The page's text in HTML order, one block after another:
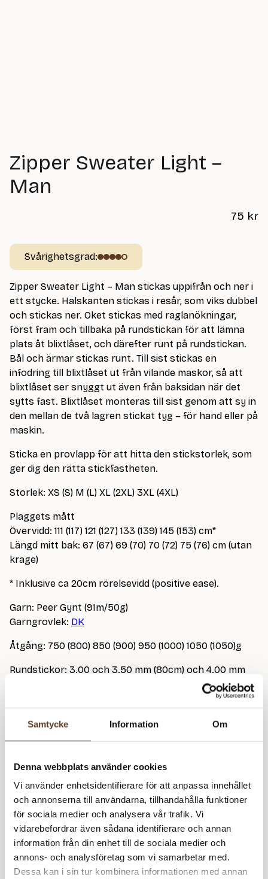
Samtycke Information Om
Denna webbplats använder cookies
Vi använder enhetsidentifierare för att anpassa innehållet
och annonserna till användarna, tillhandahålla funktioner
för sociala medier och analysera vår trafik. Vi
vidarebefordrar även sådana identifierare och annan
information från din enhet till de sociala medier och
annons- och analysföretag som vi samarbetar med.
Dessa kan i sin tur kombinera informationen med annan
Zipper Sweater Light –
Man
75 kr
Svårighetsgrad:
Zipper Sweater Light – Man stickas uppifrån och ner i
ett stycke. Halskanten stickas i resår, som viks dubbel
och stickas ner. Oket stickas med raglanökningar,
först fram och tillbaka på rundstickan för att lämna
plats åt blixtlåset, och därefter runt på rundstickan.
Bål och ärmar stickas runt. Till sist stickas en
infodring till blixtlåset ut från vilande maskor, så att
blixtlåset ser snyggt ut även från baksidan när det
sytts fast. Blixtlåset monteras till sist genom att sy in
den mellan de två lagren stickat tyg – för hand eller på
maskin.
Sticka en provlapp för att hitta den stickstorlek, som
ger dig den rätta stickfastheten.
Storlek: XS (S) M (L) XL (2XL) 3XL (4XL)
Plaggets mått
Övervidd: 111 (117) 121 (127) 133 (139) 145 (153) cm*
Längd mitt bak: 67 (67) 69 (70) 70 (72) 75 (76) cm (utan
krage)
* Inklusive ca 20cm rörelsevidd (positive ease).
Garn: Peer Gynt (91m/50g)
Garngrovlek: DK
Åtgång: 750 (800) 850 (900) 950 (1000) 1050 (1050)g
Rundstickor: 3.00 och 3.50 mm (80cm) och 4.00 mm
Peer Gynt – 1088 Koksgrå (Lager: 21)
PetiteKnit Blixtlås – 35 cm, Sand (Lager: 2)